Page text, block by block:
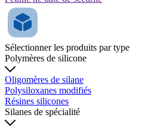
Sélectionner les produits par type
Polymères de silicone
Oligomères de silane
Polysiloxanes modifiés
Résines silicones
Silanes de spécialité